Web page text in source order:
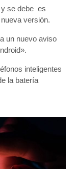
y se debe es
versión.
un nuevo aviso
inteligentes
la batería